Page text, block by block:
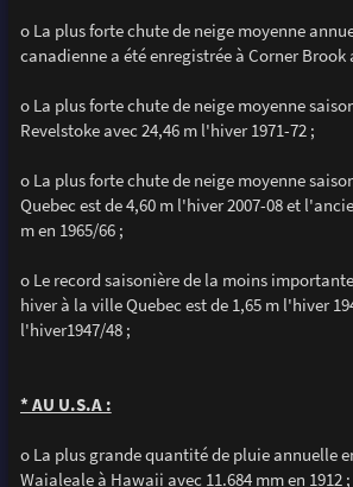
o La plus forte chute de neige moyenne
canadienne a été enregistrée à Corner Brook
o La plus forte chute de neige moyenne
Revelstoke avec 24,46 m l'hiver 1971-72 ;
o La plus forte chute de neige moyenne
Quebec est de 4,60 m l'hiver 2007-08 et
m en 1965/66 ;
o Le record saisonière de la moins
hiver à la ville Quebec est de 1,65 m l'hiver
l'hiver1947/48 ;
* AU U.S.A :
o La plus grande quantité de pluie annuelle
Waialeale à Hawaii avec 11.684 mm en 1912 ;